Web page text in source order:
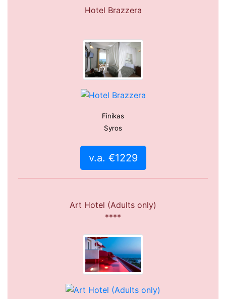
Hotel Brazzera
Finikas
Syros
v.a. €1229
Art Hotel (Adults only)
****